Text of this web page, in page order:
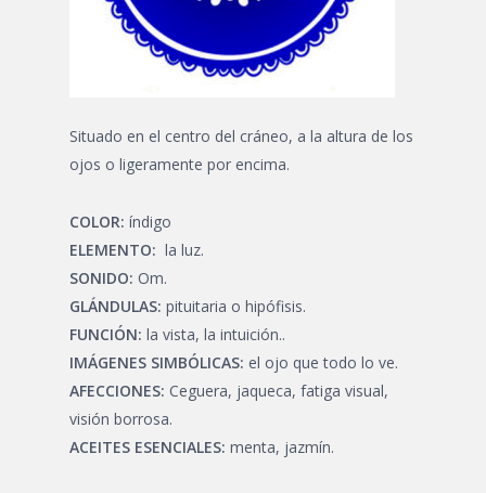
Situado en el centro del cráneo, a la altura de los
ojos o ligeramente por encima.
COLOR: índigo
ELEMENTO: la luz.
SONIDO: Om.
GLÁNDULAS: pituitaria o hipófisis.
FUNCIÓN: la vista, la intuición..
IMÁGENES SIMBÓLICAS: el ojo que todo lo ve.
AFECCIONES: Ceguera, jaqueca, fatiga visual,
visión borrosa.
ACEITES ESENCIALES: menta, jazmín.